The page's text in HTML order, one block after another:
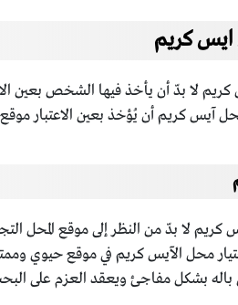
كريم
لا بدّ أن يأخذ فيها الشخص بعين
كريم أن يُؤخذ بعين الاعتبار
محل الآيس كريم في موقع حيوي وممتاز
باله بشكل مفاجئ ويعقد العزم على